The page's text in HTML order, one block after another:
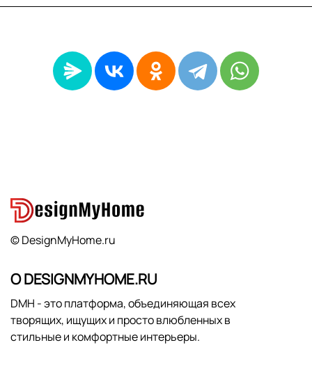
© DesignMyHome.ru
О DESIGNMYHOME.RU
DMH - это платформа, объединяющая всех
творящих, ищущих и просто влюбленных в
стильные и комфортные интерьеры.